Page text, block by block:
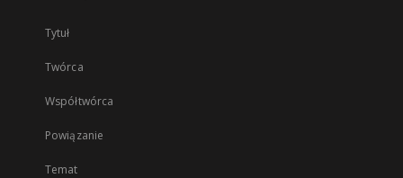
Tytuł
Twórca
Współtwórca
Powiązanie
Temat